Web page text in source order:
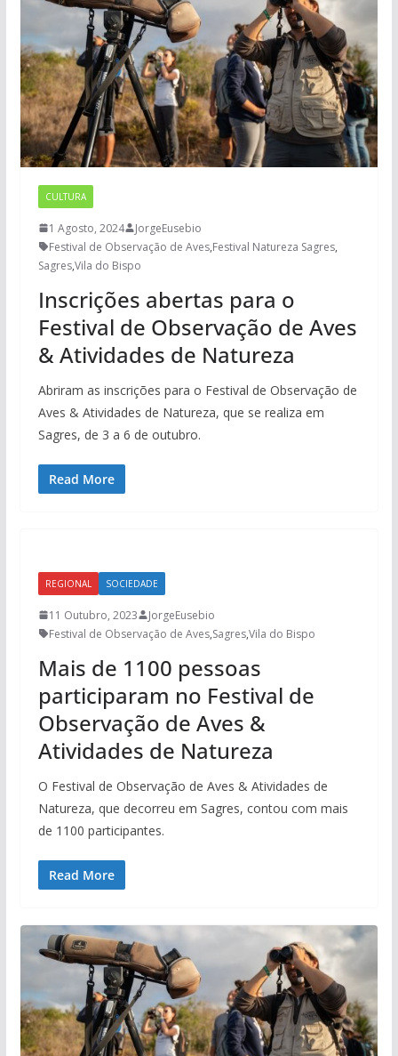
CULTURA
1 Agosto, 2024
JorgeEusebio
Festival de Observação de Aves,Festival Natureza Sagres,
Sagres,Vila do Bispo
Inscrições abertas para o
Festival de Observação de Aves
& Atividades de Natureza
Abriram as inscrições para o Festival de Observação de
Aves & Atividades de Natureza, que se realiza em
Sagres, de 3 a 6 de outubro.
Read More
REGIONAL SOCIEDADE
11 Outubro, 2023
JorgeEusebio
Festival de Observação de Aves,Sagres,Vila do Bispo
Mais de 1100 pessoas
participaram no Festival de
Observação de Aves &
Atividades de Natureza
O Festival de Observação de Aves & Atividades de
Natureza, que decorreu em Sagres, contou com mais
de 1100 participantes.
Read More